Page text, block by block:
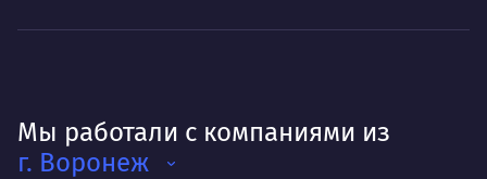
Мы работали с компаниями из
г. Воронеж